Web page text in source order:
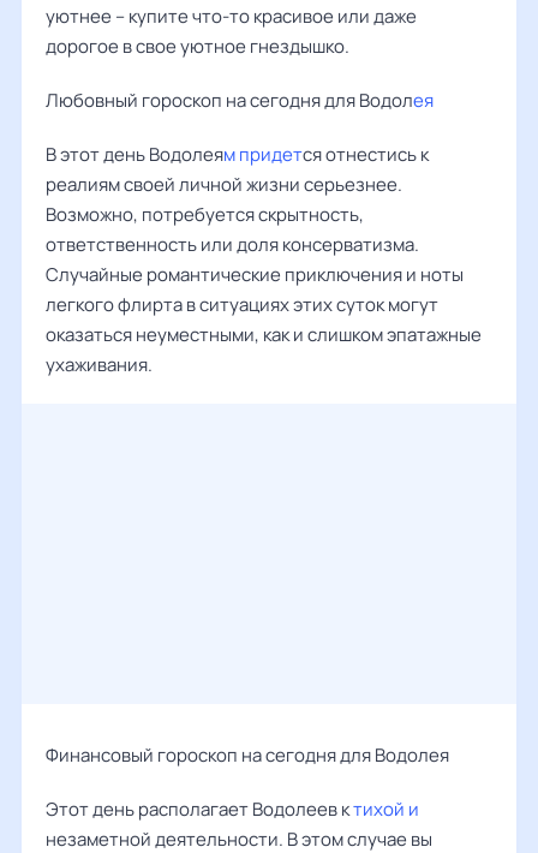
уютнее – купите что-то красивое или даже
дорогое в свое уютное гнездышко.
Любовный гороскоп на сегодня для Водолея
В этот день Водолеям придется отнестись к
реалиям своей личной жизни серьезнее.
Возможно, потребуется скрытность,
ответственность или доля консерватизма.
Случайные романтические приключения и ноты
легкого флирта в ситуациях этих суток могут
оказаться неуместными, как и слишком эпатажные
ухаживания.
Финансовый гороскоп на сегодня для Водолея
Этот день располагает Водолеев ктихой и
незаметной деятельности. В этом случае вы